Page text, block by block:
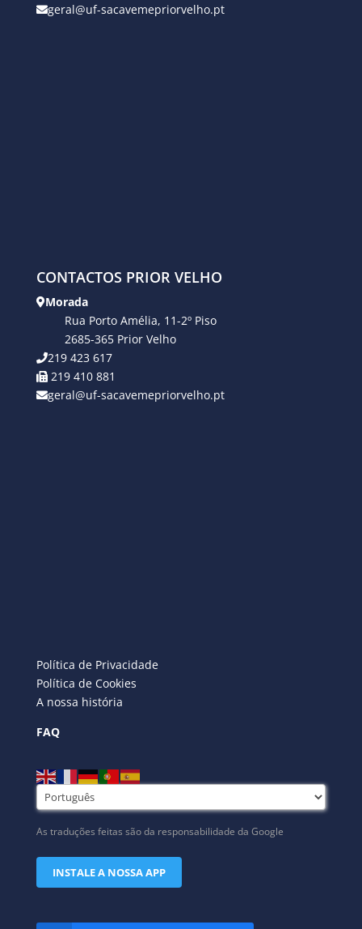
geral@uf-sacavemepriorvelho.pt
CONTACTOS PRIOR VELHO
Morada
Rua Porto Amélia, 11-2º Piso
2685-365 Prior Velho
219 423 617
219 410 881
geral@uf-sacavemepriorvelho.pt
Política de Privacidade
Política de Cookies
A nossa história
FAQ
As traduções feitas são da responsabilidade da Google
INSTALE A NOSSA APP